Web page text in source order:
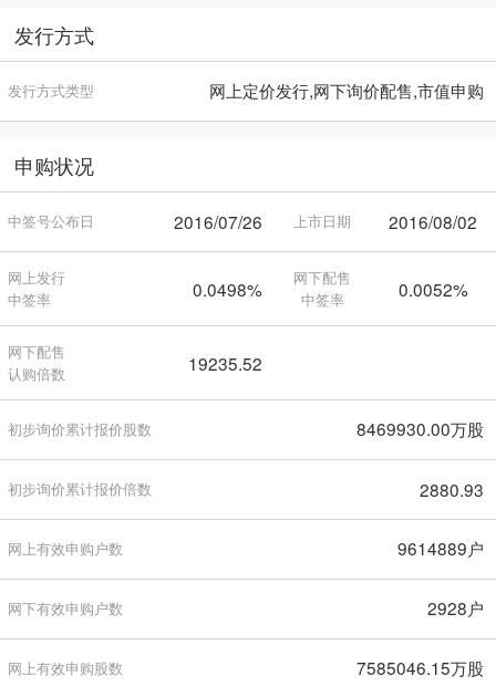
发行方式
发行方式类型 网上定价发行,网下询价配售,市值申购
申购状况
中签号公布日 2016/07/26 上市日期 2016/08/02
网上发行
中签率
0.0498%
网下配售
中签率
0.0052%
网下配售
认购倍数
19235.52
初步询价累计报价股数 8469930.00万股
初步询价累计报价倍数 2880.93
网上有效申购户数 9614889户
网下有效申购户数 2928户
网上有效申购股数 7585046.15万股